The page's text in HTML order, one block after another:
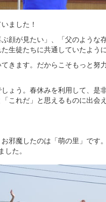
ました！
顔が見たい」、「父のような
生徒たちに共通していたように
きます。だからこそもっと努
ょう。春休みを利用して、是
これだ」と思えるものに出会
邪魔したのは「萌の里」です
た。